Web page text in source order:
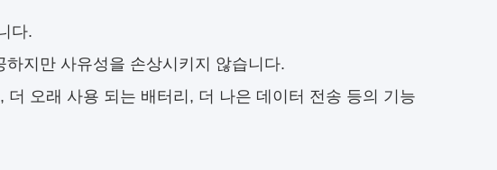
다.
지만 사유성을 손상시키지 않습니다.
오래 사용 되는 배터리, 더 나은 데이터 전송 등의 기능